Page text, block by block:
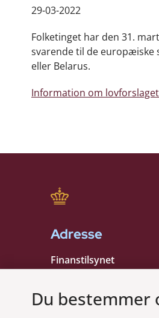
29-03-2022
Folketinget har den 31.
svarende til de europæiske
eller Belarus.
Information om
Adresse
Finanstilsynet
Du bestemmer